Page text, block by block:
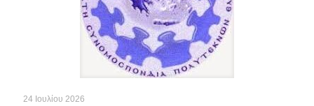
24 Ιουλίου 2026